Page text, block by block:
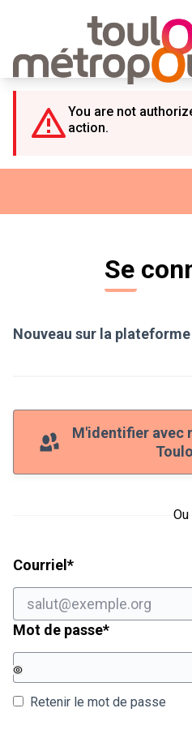
You are not
action.
Se
Nouveau sur la plateforme
M'identifier avec
Ou
Courriel *Champ obligatoire
Mot de passe*Champ
Retenir le mot de passe